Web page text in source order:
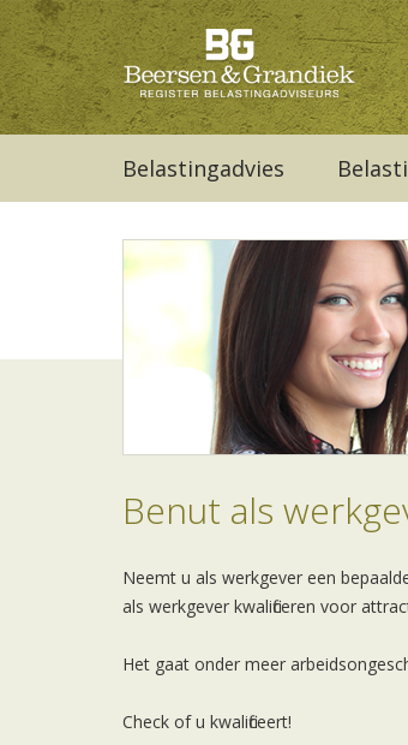
Belastingadvies
Benut als
Neemt u als werkgever een
als werkgever kwalificeren voor
Het gaat onder meer
Check of u kwalificeert!